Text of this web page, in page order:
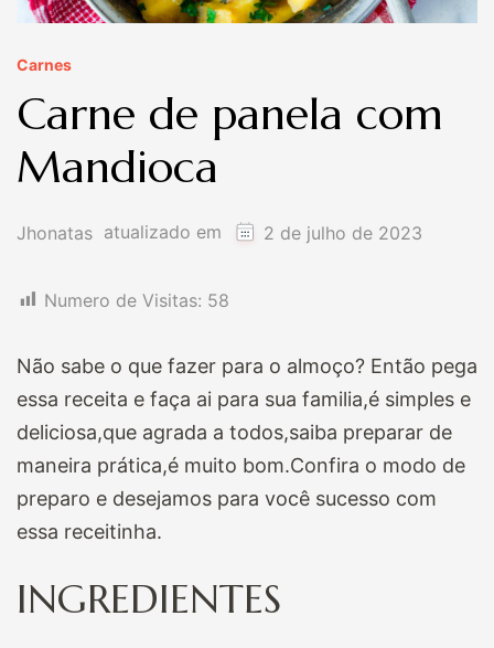
Carnes
Carne de panela com
Mandioca
Jhonatas atualizado em 2 de julho de 2023
Numero de Visitas: 58
Não sabe o que fazer para o almoço? Então pega
essa receita e faça ai para sua familia,é simples e
deliciosa,que agrada a todos,saiba preparar de
maneira prática,é muito bom.Confira o modo de
preparo e desejamos para você sucesso com
essa receitinha.
INGREDIENTES